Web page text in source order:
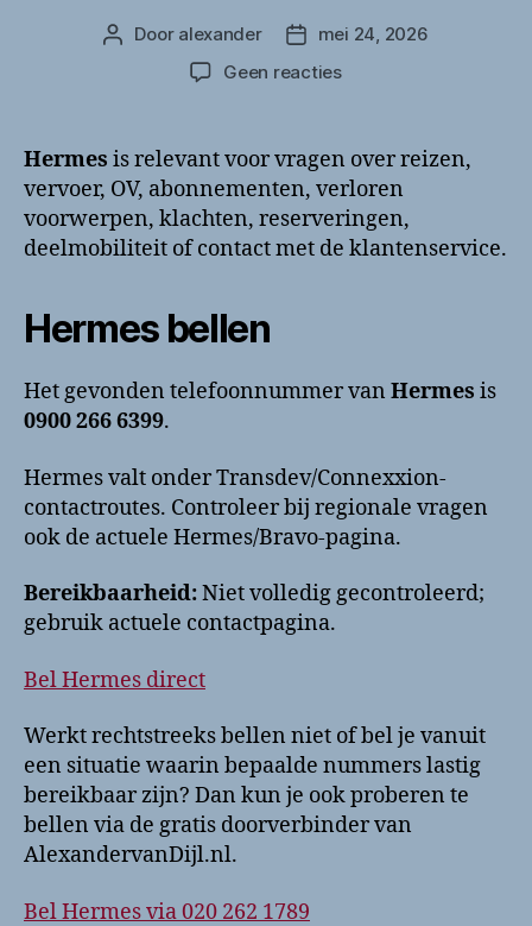
Berichtauteur
Door alexander Berichtdatum
mei 24, 2026
Geen reactiesop
vervoer
bellen?
Klantenservice
en
contactinformatie
Hermes is relevant voor vragen over reizen,
vervoer, OV, abonnementen, verloren
voorwerpen, klachten, reserveringen,
deelmobiliteit of contact met de klantenservice.
Hermes bellen
Het gevonden telefoonnummer van Hermes is
0900 266 6399.
Hermes valt onder Transdev/Connexxion-
contactroutes. Controleer bij regionale vragen
ook de actuele Hermes/Bravo-pagina.
Bereikbaarheid:Niet volledig gecontroleerd;
gebruik actuele contactpagina.
Bel Hermes direct
Werkt rechtstreeks bellen niet of bel je vanuit
een situatie waarin bepaalde nummers lastig
bereikbaar zijn? Dan kun je ook proberen te
bellen via de gratis doorverbinder van
AlexandervanDijl.nl.
Bel Hermes via 020 262 1789